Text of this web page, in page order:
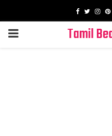
Facebook
Twitter
PRIMARY
Tamil